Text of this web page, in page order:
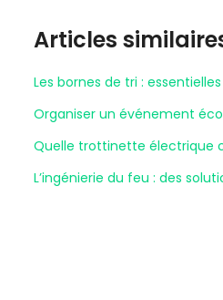
Articles
Les bornes de tri :
Organiser un événement
Quelle trottinette électrique
L’ingénierie du feu : des